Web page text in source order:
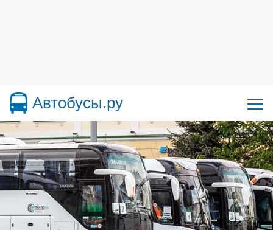
Автобусы.ру